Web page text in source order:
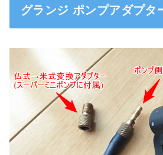
グランジ ポンプアダプタ